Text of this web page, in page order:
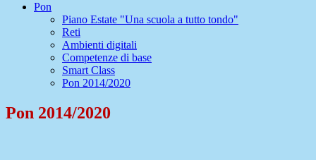
Pon
Piano Estate "Una scuola a tutto tondo"
Reti
Ambienti digitali
Competenze di base
Smart Class
Pon 2014/2020
Pon 2014/2020